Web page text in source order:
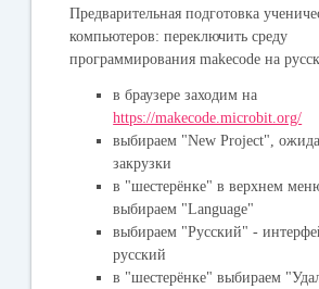
Предварительная подготовка
компьютеров: переключить среду
программирования makecode на
в браузере заходим на
https://makecode.microbit.org/
выбираем "New Project",
закрузки
в "шестерёнке" в верхнем
выбираем "Language"
выбираем "Русский" -
русский
в "шестерёнке" выбираем "